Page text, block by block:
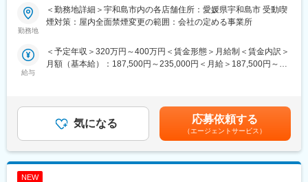
です。
■現場から店舗運営まで段階的に成長できる環境：
レジ・商品管理などの基礎業務からスタートし、将来的には店長
地域のお客様との距離が近く、日々の接客や相談対応を通じて、
信頼される存在として働けます。
■安定した経営基盤のもと、長期的なキャリア形成が可能：
ツルハグループの一員として安定した基盤があり、腰を据えてキ
■仕事内容：
まずは、レジ業務や商品管理などの基礎業務からスタートし、店
舗運営の基本を学んでいただきます。
・商品陳列・売場づくり
・発注・在庫管理
・売上・数値管理の補助
・スタッフのサポート業務
☆経験や適性に応じて、将来的にはスタッフの育成、
勤務地
＜勤務地詳細＞宇和島市内の各店舗住所：愛媛県宇和島市 受動喫
煙対策：屋内全面禁煙変更の範囲：会社の定める事業所
給与
＜予定年収＞320万円～400万円＜賃金形態＞月給制＜賃金内訳＞
月額（基本給）：187,500円～235,000円＜月給＞187,500円～
可能性があります。月給(月額)は固定手当を含めた表記です。
気になる 応募依頼する
（エージェントサービス）
NEW